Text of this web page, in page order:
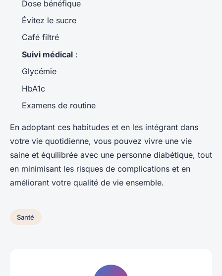
Dose bénéfique
Évitez le sucre
Café filtré
Suivi médical :
Glycémie
HbA1c
Examens de routine
En adoptant ces habitudes et en les intégrant dans
votre vie quotidienne, vous pouvez vivre une vie
saine et équilibrée avec une personne diabétique, tout
en minimisant les risques de complications et en
améliorant votre qualité de vie ensemble.
Santé